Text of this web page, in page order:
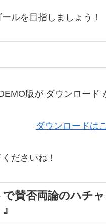
ルを目指しましょう！
版が ダウンロード
ダウンロードは
ださいね！
で賛否両論のハチ